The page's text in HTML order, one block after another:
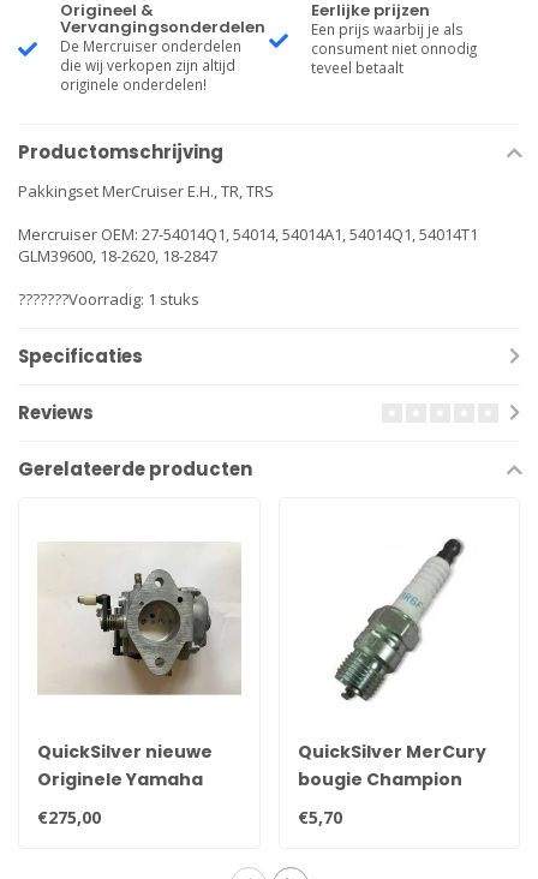
Origineel &
Vervangingsonderdelen
De Mercruiser onderdelen
die wij verkopen zijn altijd
originele onderdelen!
Eerlijke prijzen
Een prijs waarbij je als
consument niet onnodig
teveel betaalt
Productomschrijving
Pakkingset MerCruiser E.H., TR, TRS
Mercruiser OEM: 27-54014Q1, 54014, 54014A1, 54014Q1, 54014T1
GLM39600, 18-2620, 18-2847
???????Voorradig: 1 stuks
Specificaties
Reviews
Gerelateerde producten
QuickSilver nieuwe
Originele Yamaha
25pk, 30pk, 35pk &
40pk carburateur
€275,00
QuickSilver MerCury
bougie Champion
QL78YC
€5,70